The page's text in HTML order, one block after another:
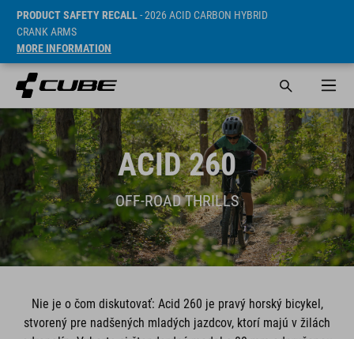
PRODUCT SAFETY RECALL- 2026 ACID CARBON HYBRID
CRANK ARMS
MORE INFORMATION
ACID 260
OFF-ROAD THRILLS
Nie je o čom diskutovať: Acid 260 je pravý horský bicykel,
stvorený pre nadšených mladých jazdcov, ktorí majú v žilách